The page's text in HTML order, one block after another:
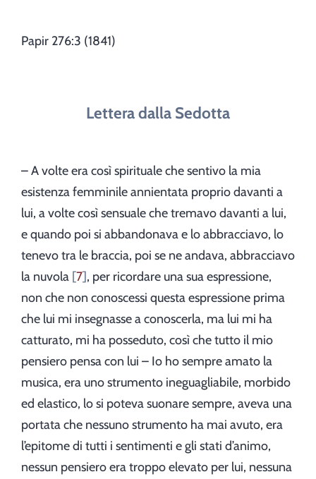
Papir 276:3 (1841)
Lettera dalla Sedotta
– A volte era così spirituale che sentivo la mia
esistenza femminile annientata proprio davanti a
lui, a volte così sensuale che tremavo davanti a lui,
e quando poi si abbandonava e lo abbracciavo, lo
tenevo tra le braccia, poi se ne andava, abbracciavo
la nuvola 7 , per ricordare una sua espressione,
non che non conoscessi questa espressione prima
che lui mi insegnasse a conoscerla, ma lui mi ha
catturato, mi ha posseduto, così che tutto il mio
pensiero pensa con lui – Io ho sempre amato la
musica, era uno strumento ineguagliabile, morbido
ed elastico, lo si poteva suonare sempre, aveva una
portata che nessuno strumento ha mai avuto, era
l’epitome di tutti i sentimenti e gli stati d’animo,
nessun pensiero era troppo elevato per lui, nessuna